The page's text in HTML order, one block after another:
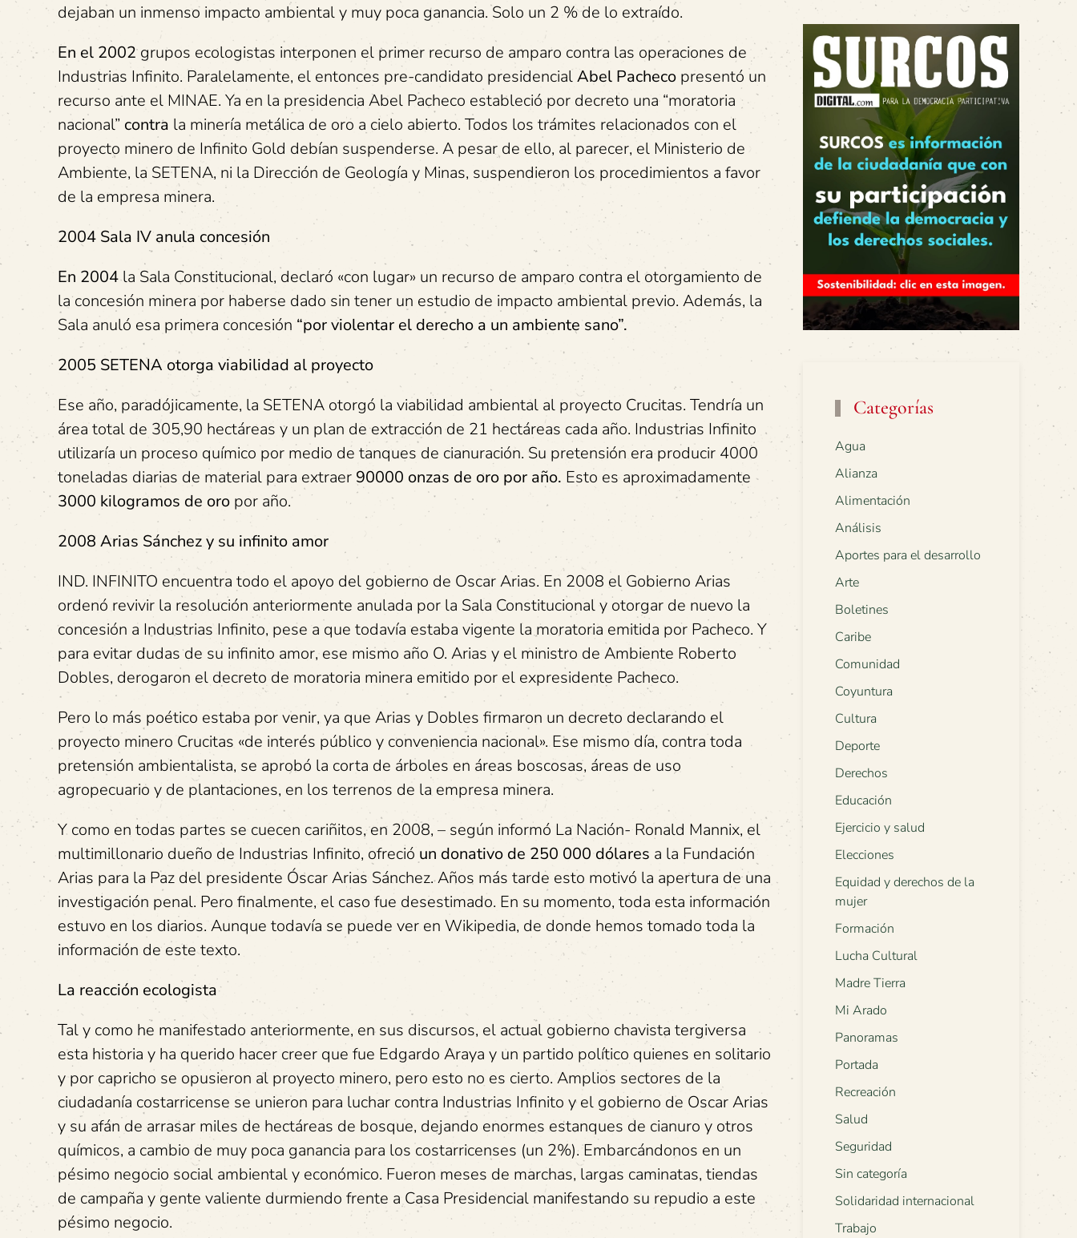
dejaban un inmenso impacto ambiental y muy poca ganancia. Solo un 2 % de lo extraído.
En el 2002grupos ecologistas interponen el primer recurso de amparo contra las operaciones de
Industrias Infinito. Paralelamente, el entonces pre-candidato presidencialAbel Pacheco presentó un
recurso ante el MINAE. Ya en la presidencia Abel Pacheco estableció por decreto una “moratoria
nacional” contra la minería metálica de oro a cielo abierto. Todos los trámites relacionados con el
proyecto minero de Infinito Gold debían suspenderse. A pesar de ello, al parecer, el Ministerio de
Ambiente, la SETENA, ni la Dirección de Geología y Minas, suspendieron los procedimientos a favor
de la empresa minera.
2004 Sala IV anula concesión
En 2004la Sala Constitucional, declaró «con lugar» un recurso de amparo contra el otorgamiento de
la concesión minera por haberse dado sin tener un estudio de impacto ambiental previo. Además, la
Sala anuló esa primera concesión “por violentar el derecho a un ambiente sano”.
2005 SETENA otorga viabilidad al proyecto
Ese año, paradójicamente, la SETENA otorgó la viabilidad ambiental al proyecto Crucitas. Tendría un
área total de 305,90 hectáreas y un plan de extracción de 21 hectáreas cada año. Industrias Infinito
utilizaría un proceso químico por medio de tanques de cianuración. Su pretensión era producir 4000
toneladas diarias de material para extraer 90000 onzas de oro por año. Esto es aproximadamente
3000 kilogramos de oro por año.
2008 Arias Sánchez y su infinito amor
IND. INFINITO encuentra todo el apoyo del gobierno de Oscar Arias. En 2008 el Gobierno Arias
ordenó revivir la resolución anteriormente anulada por la Sala Constitucional y otorgar de nuevo la
concesión a Industrias Infinito, pese a que todavía estaba vigente la moratoria emitida por Pacheco. Y
para evitar dudas de su infinito amor, ese mismo año O. Arias y el ministro de Ambiente Roberto
Dobles, derogaron el decreto de moratoria minera emitido por el expresidente Pacheco.
Pero lo más poético estaba por venir, ya que Arias y Dobles firmaron un decreto declarando el
proyecto minero Crucitas «de interés público y conveniencia nacional». Ese mismo día, contra toda
pretensión ambientalista, se aprobó la corta de árboles en áreas boscosas, áreas de uso
agropecuario y de plantaciones, en los terrenos de la empresa minera.
Y como en todas partes se cuecen cariñitos, en 2008, – según informó La Nación- Ronald Mannix, el
multimillonario dueño de Industrias Infinito, ofreció un donativo de 250 000 dólares a la Fundación
Arias para la Paz del presidente Óscar Arias Sánchez. Años más tarde esto motivó la apertura de una
investigación penal. Pero finalmente, el caso fue desestimado. En su momento, toda esta información
estuvo en los diarios. Aunque todavía se puede ver en Wikipedia, de donde hemos tomado toda la
información de este texto.
La reacción ecologista
Tal y como he manifestado anteriormente, en sus discursos, el actual gobierno chavista tergiversa
esta historia y ha querido hacer creer que fue Edgardo Araya y un partido político quienes en solitario
y por capricho se opusieron al proyecto minero, pero esto no es cierto. Amplios sectores de la
ciudadanía costarricense se unieron para luchar contra Industrias Infinito y el gobierno de Oscar Arias
y su afán de arrasar miles de hectáreas de bosque, dejando enormes estanques de cianuro y otros
químicos, a cambio de muy poca ganancia para los costarricenses (un 2%). Embarcándonos en un
pésimo negocio social ambiental y económico. Fueron meses de marchas, largas caminatas, tiendas
de campaña y gente valiente durmiendo frente a Casa Presidencial manifestando su repudio a este
pésimo negocio.
Categorías
Agua
Alianza
Alimentación
Análisis
Aportes para el desarrollo
Arte
Boletines
Caribe
Comunidad
Coyuntura
Cultura
Deporte
Derechos
Educación
Ejercicio y salud
Elecciones
Equidad y derechos de la
mujer
Formación
Lucha Cultural
Madre Tierra
Mi Arado
Panoramas
Portada
Recreación
Salud
Seguridad
Sin categoría
Solidaridad internacional
Trabajo